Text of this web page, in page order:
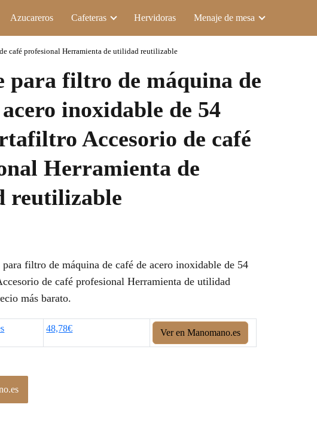
Azucareros Cafeteras Hervidoras Menaje de mesa
café profesional Herramienta de utilidad reutilizable
para filtro de máquina de
inoxidable de 54
Accesorio de café
Herramienta de
reutilizable
filtro de máquina de café de acero inoxidable de 54
de café profesional Herramienta de utilidad
más barato.
48,78€ Ver en Manomano.es